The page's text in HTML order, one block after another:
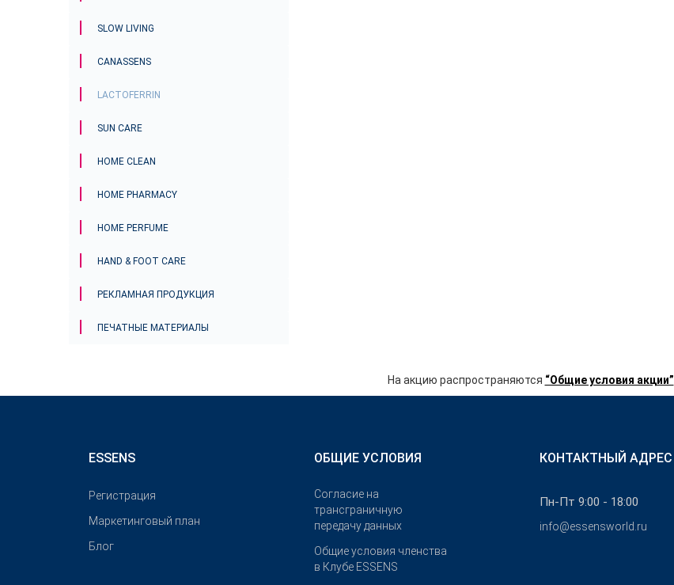
SLOW LIVING
CANASSENS
LACTOFERRIN
SUN CARE
HOME CLEAN
HOME PHARMACY
HOME PERFUME
HAND & FOOT CARE
РЕКЛАМНАЯ ПРОДУКЦИЯ
ПЕЧАТНЫЕ МАТЕРИАЛЫ
На акцию распространяются “Общие условия акции”
ESSENS
Pегистрация
Маркетинговый план
Блог
ОБЩИЕ УСЛОВИЯ
Согласие на
трансграничную
передачу данных
Общие условия членства
в Клубе ESSENS
КОНТАКТНЫЙ АДРЕС
Пн-Пт 9:00 - 18:00
info@essensworld.ru